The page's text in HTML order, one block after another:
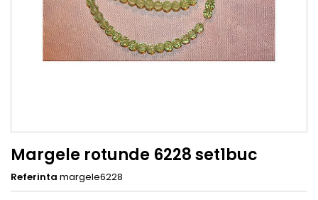
Margele rotunde 6228 set1buc
Referinta margele6228